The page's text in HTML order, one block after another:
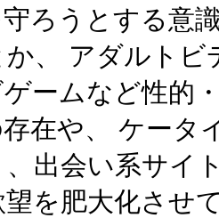
ろうとする意
、 アダルトビ
ームなど性的
在や、 ケータ
出会い系サイ
を肥大化させ